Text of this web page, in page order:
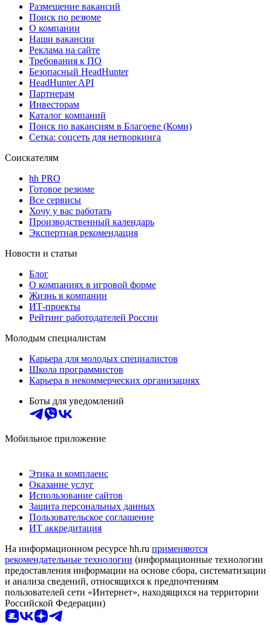
Размещение вакансий
Поиск по резюме
О компании
Наши вакансии
Реклама на сайте
Требования к ПО
Безопасный HeadHunter
HeadHunter API
Партнерам
Инвесторам
Каталог компаний
Поиск по вакансиям в Благоеве (Коми)
Сетка: соцсеть для нетворкинга
Соискателям
hh PRO
Готовое резюме
Все сервисы
Хочу у вас работать
Производственный календарь
Экспертная рекомендация
Новости и статьи
Блог
О компаниях в игровой форме
Жизнь в компании
ИТ-проекты
Рейтинг работодателей России
Молодым специалистам
Карьера для молодых специалистов
Школа программистов
Карьера в некоммерческих организациях
Боты для уведомлений
Мобильное приложение
Этика и комплаенс
Оказание услуг
Использование сайтов
Защита персональных данных
Пользовательское соглашение
ИТ аккредитация
На информационном ресурсе hh.ru применяются
рекомендательные технологии (информационные технологии
предоставления информации на основе сбора, систематизации
и анализа сведений, относящихся к предпочтениям
пользователей сети «Интернет», находящихся на территории
Российской Федерации)